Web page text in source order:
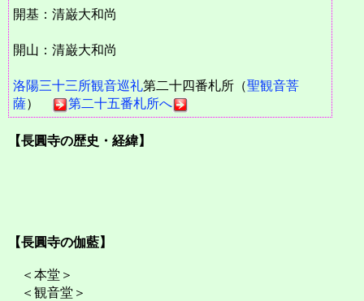
開基：清巌大和尚
開山：清巌大和尚
洛陽三十三所観音巡礼第二十四番札所（聖観音菩
薩） 第二十五番札所へ
【長圓寺の歴史・経緯】
【長圓寺の伽藍】
＜本堂＞
＜観音堂＞